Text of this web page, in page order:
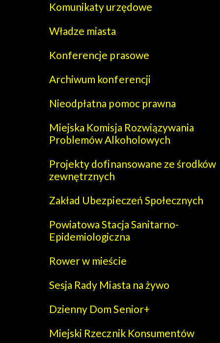
Komunikaty urzędowe
Władze miasta
Konferencje prasowe
Archiwum konferencji
Nieodpłatna pomoc prawna
Miejska Komisja Rozwiązywania
Problemów Alkoholowych
Projekty dofinansowane ze środków
zewnętrznych
Zakład Ubezpieczeń Społecznych
Powiatowa Stacja Sanitarno-
Epidemiologiczna
Rower w mieście
Sesja Rady Miasta na żywo
Dzienny Dom Senior+
Miejski Rzecznik Konsumentów